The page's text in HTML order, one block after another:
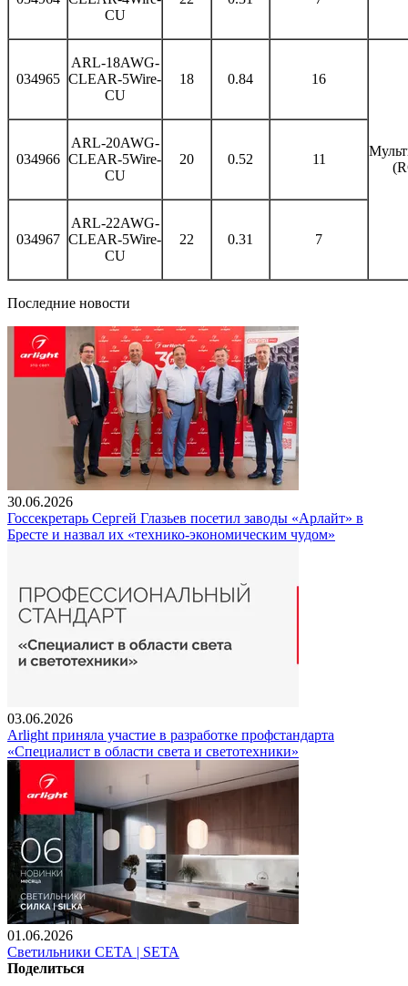
CU
034965
ARL-18AWG-
CLEAR-5Wire-
CU
18 0.84 16
034966
ARL-20AWG-
CLEAR-5Wire-
CU
20 0.52 11
034967
ARL-22AWG-
CLEAR-5Wire-
CU
22 0.31 7
Последние новости
30.06.2026
Госсекретарь Сергей Глазьев посетил заводы «Арлайт» в
Бресте и назвал их «технико-экономическим чудом»
03.06.2026
Arlight приняла участие в разработке профстандарта
«Специалист в области света и светотехники»
01.06.2026
Светильники СЕТА | SETA
Поделиться